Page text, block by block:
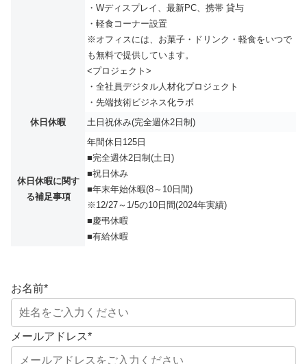
・Wディスプレイ、最新PC、携帯 貸与
・軽食コーナー設置
※オフィスには、お菓子・ドリンク・軽食をいつで
も無料で提供しています。
<プロジェクト>
・全社員デジタル人材化プロジェクト
・先端技術ビジネス化ラボ
休日休暇
土日祝休み(完全週休2日制)
休日休暇に関す
る補足事項
年間休日125日
■完全週休2日制(土日)
■祝日休み
■年末年始休暇(8～10日間)
※12/27～1/5の10日間(2024年実績)
■慶弔休暇
■有給休暇
お名前*
メールアドレス*